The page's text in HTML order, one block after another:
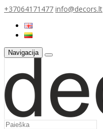
+37064171477 info@decors.lt
Navigacija